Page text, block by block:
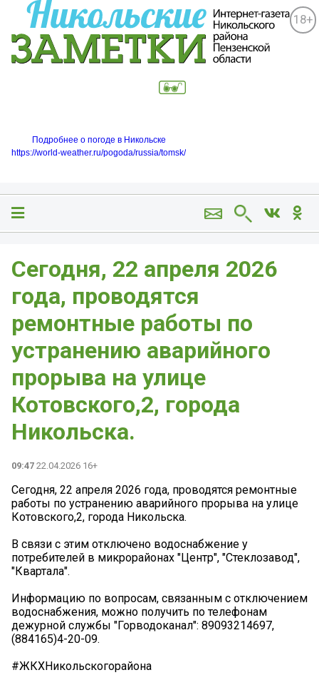
18+
Подробнее о погоде в Никольске
https://world-weather.ru/pogoda/russia/tomsk/
Сегодня, 22 апреля 2026
года, проводятся
ремонтные работы по
устранению аварийного
прорыва на улице
Котовского,2, города
Никольска.
09:47 22.04.2026 16+
Сегодня, 22 апреля 2026 года, проводятся ремонтные
работы по устранению аварийного прорыва на улице
Котовского,2, города Никольска.
В связи с этим отключено водоснабжение у
потребителей в микрорайонах "Центр", "Стеклозавод",
"Квартала".
️Информацию по вопросам, связанным с отключением
водоснабжения, можно получить по телефонам
дежурной службы "Горводоканал": 89093214697,
(884165)4-20-09.
#ЖКХНикольскогорайона